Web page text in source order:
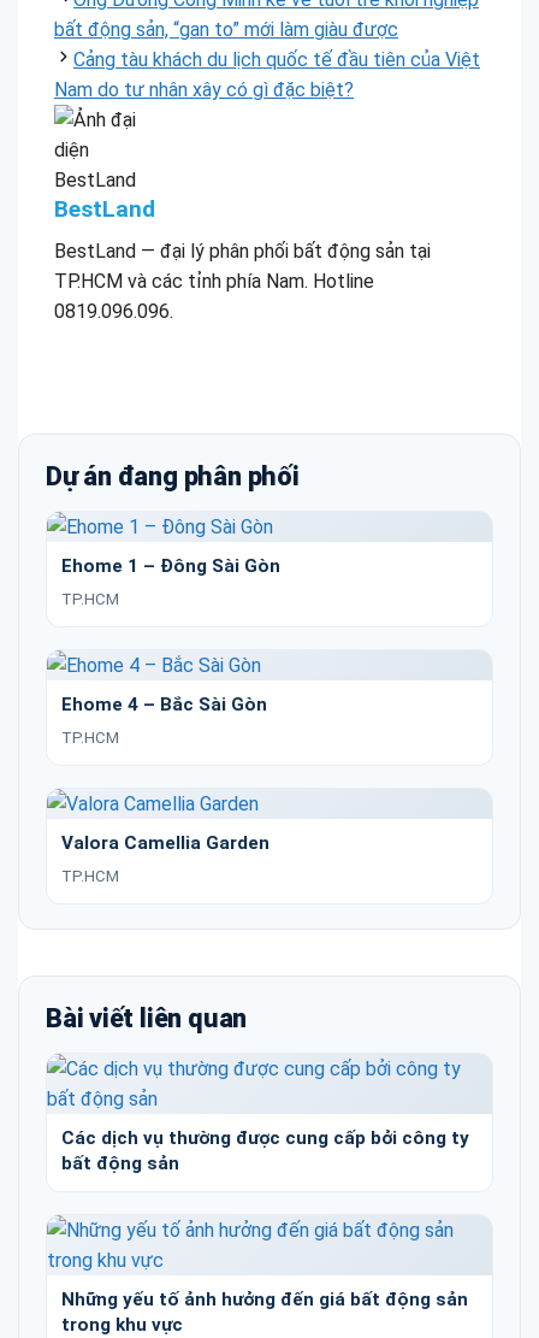
bất động sản, “gan to” mới làm giàu được
Cảng tàu khách du lịch quốc tế đầu tiên của Việt
Nam do tư nhân xây có gì đặc biệt?
BestLand
BestLand — đại lý phân phối bất động sản tại
TP.HCM và các tỉnh phía Nam. Hotline
0819.096.096.
Dự án đang phân phối
Ehome 1 – Đông Sài Gòn
TP.HCM
Ehome 4 – Bắc Sài Gòn
TP.HCM
Valora Camellia Garden
TP.HCM
Bài viết liên quan
Các dịch vụ thường được cung cấp bởi công ty
bất động sản
Những yếu tố ảnh hưởng đến giá bất động sản
trong khu vực